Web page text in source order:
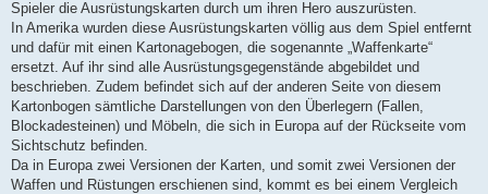
Spieler die Ausrüstungskarten durch um ihren Hero auszurüsten.
In Amerika wurden diese Ausrüstungskarten völlig aus dem Spiel entfernt
und dafür mit einen Kartonagebogen, die sogenannte „Waffenkarte“
ersetzt. Auf ihr sind alle Ausrüstungsgegenstände abgebildet und
beschrieben. Zudem befindet sich auf der anderen Seite von diesem
Kartonbogen sämtliche Darstellungen von den Überlegern (Fallen,
Blockadesteinen) und Möbeln, die sich in Europa auf der Rückseite vom
Sichtschutz befinden.
Da in Europa zwei Versionen der Karten, und somit zwei Versionen der
Waffen und Rüstungen erschienen sind, kommt es bei einem Vergleich